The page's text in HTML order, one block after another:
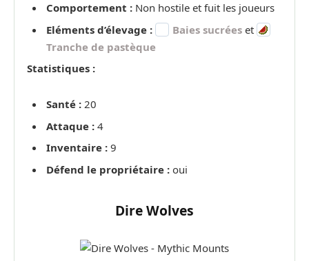
Comportement : Non hostile et fuit les joueurs
Eléments d’élevage :
Baies sucrées et
Tranche de pastèque
Statistiques :
Santé : 20
Attaque : 4
Inventaire : 9
Défend le propriétaire : oui
Dire Wolves